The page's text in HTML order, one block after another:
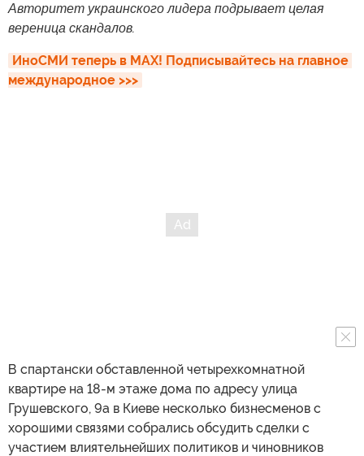
Авторитет украинского лидера подрывает целая
вереница скандалов.
ИноСМИ теперь в MAX! Подписывайтесь на главное
международное >>>
В спартански обставленной четырехкомнатной
квартире на 18-м этаже дома по адресу улица
Грушевского, 9а в Киеве несколько бизнесменов с
хорошими связями собрались обсудить сделки с
участием влиятельнейших политиков и чиновников